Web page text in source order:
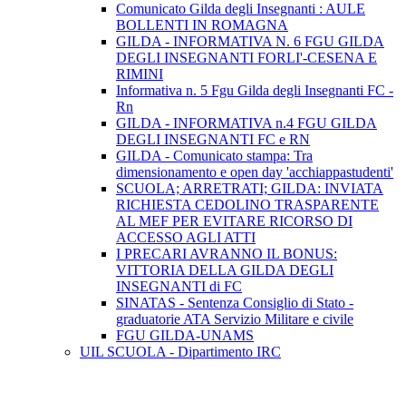
Comunicato Gilda degli Insegnanti : AULE
BOLLENTI IN ROMAGNA
GILDA - INFORMATIVA N. 6 FGU GILDA
DEGLI INSEGNANTI FORLI'-CESENA E
RIMINI
Informativa n. 5 Fgu Gilda degli Insegnanti FC -
Rn
GILDA - INFORMATIVA n.4 FGU GILDA
DEGLI INSEGNANTI FC e RN
GILDA - Comunicato stampa: Tra
dimensionamento e open day 'acchiappastudenti'
SCUOLA; ARRETRATI; GILDA: INVIATA
RICHIESTA CEDOLINO TRASPARENTE
AL MEF PER EVITARE RICORSO DI
ACCESSO AGLI ATTI
I PRECARI AVRANNO IL BONUS:
VITTORIA DELLA GILDA DEGLI
INSEGNANTI di FC
SINATAS - Sentenza Consiglio di Stato -
graduatorie ATA Servizio Militare e civile
FGU GILDA-UNAMS
UIL SCUOLA - Dipartimento IRC